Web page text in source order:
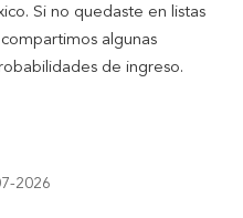
Si no quedaste en listas
algunas
de ingreso.
2026